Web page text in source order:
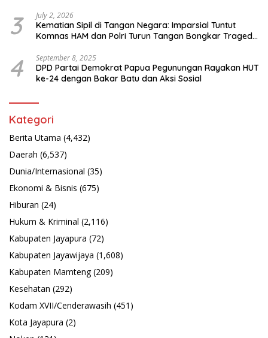
3 July 2, 2026
Kematian Sipil di Tangan Negara: Imparsial Tuntut
Komnas HAM dan Polri Turun Tangan Bongkar Tragedi
4 September 8, 2025
DPD Partai Demokrat Papua Pegunungan Rayakan HUT
ke-24 dengan Bakar Batu dan Aksi Sosial
Kategori
Berita Utama (4,432)
Daerah (6,537)
Dunia/Internasional (35)
Ekonomi & Bisnis (675)
Hiburan (24)
Hukum & Kriminal (2,116)
Kabupaten Jayapura (72)
Kabupaten Jayawijaya (1,608)
Kabupaten Mamteng(209)
Kesehatan (292)
Kodam XVII/Cenderawasih (451)
Kota Jayapura (2)